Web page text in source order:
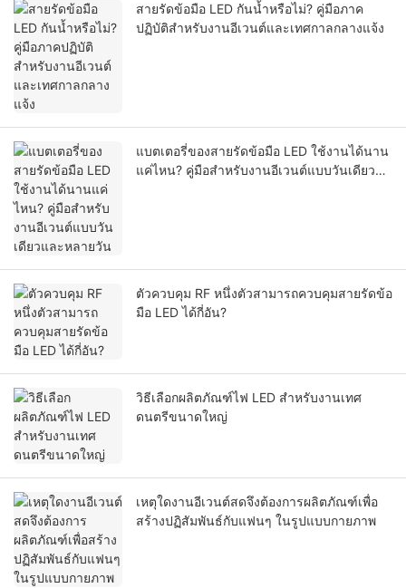
สายรัดข้อมือ LED กันน้ำหรือไม่? คู่มือภาค
ปฏิบัติสำหรับงานอีเวนต์และเทศกาลกลางแจ้ง
แบตเตอรี่ของสายรัดข้อมือ LED ใช้งานได้นาน
แค่ไหน? คู่มือสำหรับงานอีเวนต์แบบวันเดียว
ตัวควบคุม RF หนึ่งตัวสามารถควบคุมสายรัดข้อ
มือ LED ได้กี่อัน?
วิธีเลือกผลิตภัณฑ์ไฟ LED สำหรับงานเทศ
ดนตรีขนาดใหญ่
เหตุใดงานอีเวนต์สดจึงต้องการผลิตภัณฑ์เพื่อ
สร้างปฏิสัมพันธ์กับแฟนๆ ในรูปแบบกายภาพ